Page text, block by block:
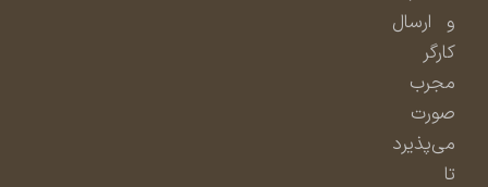
و ارسال
مجرب
صورت
می‌پذیرد